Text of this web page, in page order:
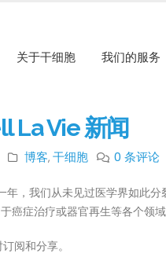
关于干细胞 我们的服务
La Vie 新闻
博客,干细胞 0 条评论
年，我们从未见过医学界如此
症治疗或器官再生等各个领域
阅和分享。